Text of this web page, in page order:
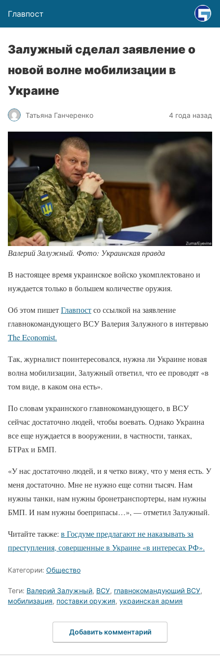
Главпост
Залужный сделал заявление о
новой волне мобилизации в
Украине
Татьяна Ганчеренко 4 года назад
Валерий Залужный. Фото: Украинская правда
В настоящее время украинское войско укомплектовано и
нуждается только в большем количестве оружия.
Об этом пишетГлавпостсо ссылкой на заявление
главнокомандующего ВСУ Валерия Залужного в интервью
The Economist.
Так, журналист поинтересовался, нужна ли Украине новая
волна мобилизации, Залужный ответил, что ее проводят «в
том виде, в каком она есть».
По словам украинского главнокомандующего, в ВСУ
сейчас достаточно людей, чтобы воевать. Однако Украина
все еще нуждается в вооружении, в частности, танках,
БТРах и БМП.
«У нас достаточно людей, и я четко вижу, что у меня есть. У
меня достаточно. Мне не нужно еще сотни тысяч. Нам
нужны танки, нам нужны бронетранспортеры, нам нужны
БМП. И нам нужны боеприпасы…», — отметил Залужный.
Читайте также: в Госдуме предлагают не наказывать за
преступления, совершенные в Украине «в интересах РФ».
Категории: Общество
Теги: Валерий Залужный, ВСУ, главнокомандующий ВСУ,
мобилизация, поставки оружия, украинская армия
Добавить комментарий